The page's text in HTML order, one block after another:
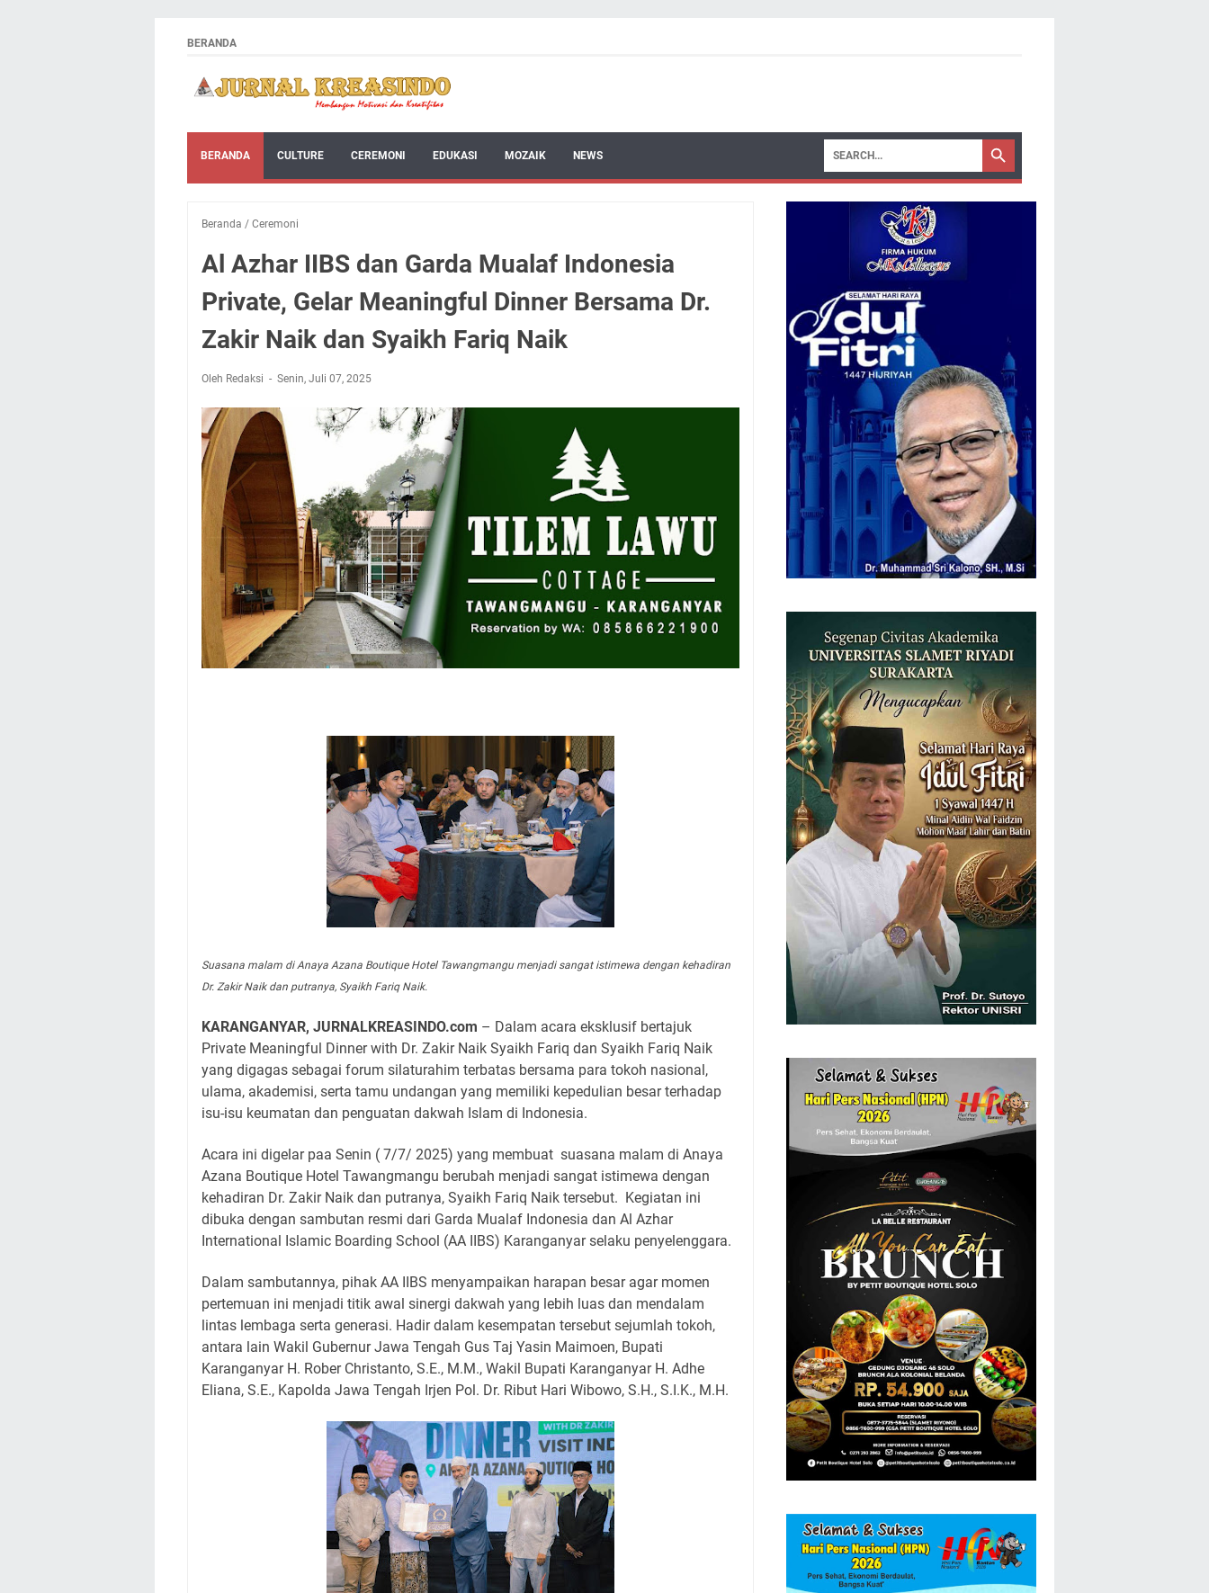
BERANDA
BERANDA CULTURE CEREMONI EDUKASI MOZAIK NEWS
Beranda / Ceremoni
Al Azhar IIBS dan Garda Mualaf Indonesia
Private, Gelar Meaningful Dinner Bersama Dr.
Zakir Naik dan Syaikh Fariq Naik
Oleh Redaksi Senin, Juli 07, 2025
Suasana malam di Anaya Azana Boutique Hotel Tawangmangu menjadi sangat istimewa dengan kehadiran
Dr. Zakir Naik dan putranya, Syaikh Fariq Naik.
KARANGANYAR, JURNALKREASINDO.com – Dalam acara eksklusif bertajuk
Private Meaningful Dinner with Dr. Zakir Naik Syaikh Fariq dan Syaikh Fariq Naik
yang digagas sebagai forum silaturahim terbatas bersama para tokoh nasional,
ulama, akademisi, serta tamu undangan yang memiliki kepedulian besar terhadap
isu-isu keumatan dan penguatan dakwah Islam di Indonesia.
Acara ini digelar paa Senin ( 7/7/ 2025) yang membuat suasana malam di Anaya
Azana Boutique Hotel Tawangmangu berubah menjadi sangat istimewa dengan
kehadiran Dr. Zakir Naik dan putranya, Syaikh Fariq Naik tersebut. Kegiatan ini
dibuka dengan sambutan resmi dari Garda Mualaf Indonesia dan Al Azhar
International Islamic Boarding School (AA IIBS) Karanganyar selaku penyelenggara.
Dalam sambutannya, pihak AA IIBS menyampaikan harapan besar agar momen
pertemuan ini menjadi titik awal sinergi dakwah yang lebih luas dan mendalam
lintas lembaga serta generasi. Hadir dalam kesempatan tersebut sejumlah tokoh,
antara lain Wakil Gubernur Jawa Tengah Gus Taj Yasin Maimoen, Bupati
Karanganyar H. Rober Christanto, S.E., M.M., Wakil Bupati Karanganyar H. Adhe
Eliana, S.E., Kapolda Jawa Tengah Irjen Pol. Dr. Ribut Hari Wibowo, S.H., S.I.K., M.H.